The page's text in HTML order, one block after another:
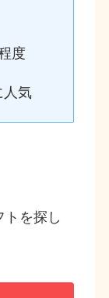
度
人気
を探し